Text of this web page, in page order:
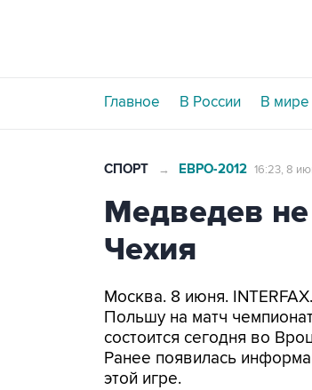
Главное В России В мире
СПОРТ → ЕВРО-2012 16:23, 8
Медведев не
Чехия
Москва. 8 июня.
Польшу на матч
состоится сегодня во
Ранее появилась
этой игре.